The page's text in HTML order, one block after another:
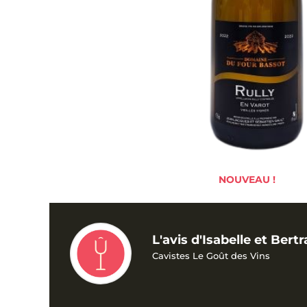
NOUVEAU !
L'avis d'Isabelle et
Cavistes Le Goût des Vins